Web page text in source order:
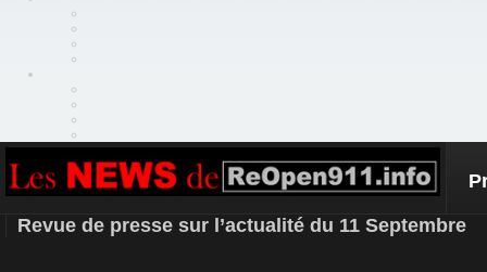
REOPEN911 – NEWS
Revue de presse sur l’actualité du 11 Septembre